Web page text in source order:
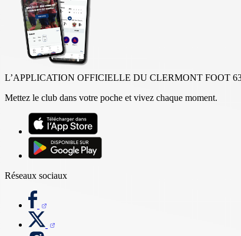
L’APPLICATION OFFICIELLE DU CLERMONT FOOT
Mettez le club dans votre poche et vivez chaque moment.
Réseaux sociaux